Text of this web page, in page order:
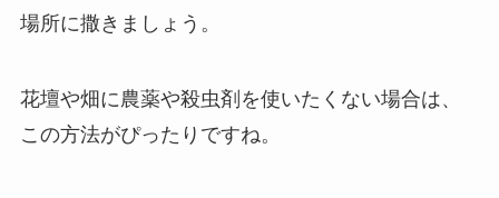
場所に撒きましょう。
花壇や畑に農薬や殺虫剤を使いたくない場合は、
この方法がぴったりですね。